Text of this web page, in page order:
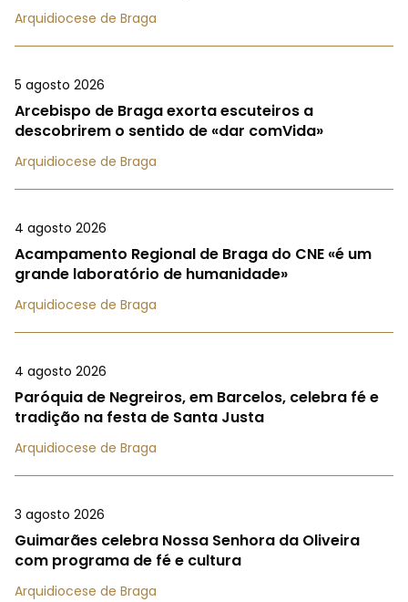
Arquidiocese de Braga
5 agosto 2026
Arcebispo de Braga exorta escuteiros a
descobrirem o sentido de «dar comVida»
Arquidiocese de Braga
4 agosto 2026
Acampamento Regional de Braga do CNE «é um
grande laboratório de humanidade»
Arquidiocese de Braga
4 agosto 2026
Paróquia de Negreiros, em Barcelos, celebra fé e
tradição na festa de Santa Justa
Arquidiocese de Braga
3 agosto 2026
Guimarães celebra Nossa Senhora da Oliveira
com programa de fé e cultura
Arquidiocese de Braga